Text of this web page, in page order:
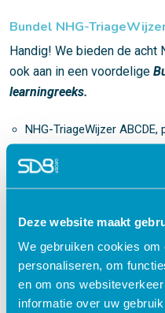
Deze website maakt
We gebruiken cookies
personaliseren, om
en om ons
informatie over uw
Bundel NHG-
Handig! We bieden de acht
ook aan in een voordelige
learningreeks.
NHG-TriageWijzer ABCDE,
NHG-TriageWijzer buik/
NHG-TriageWijzer
NHG-TriageWijzer thorax/
NHG-TriageWijzer trauma
NHG-TriageWijzer